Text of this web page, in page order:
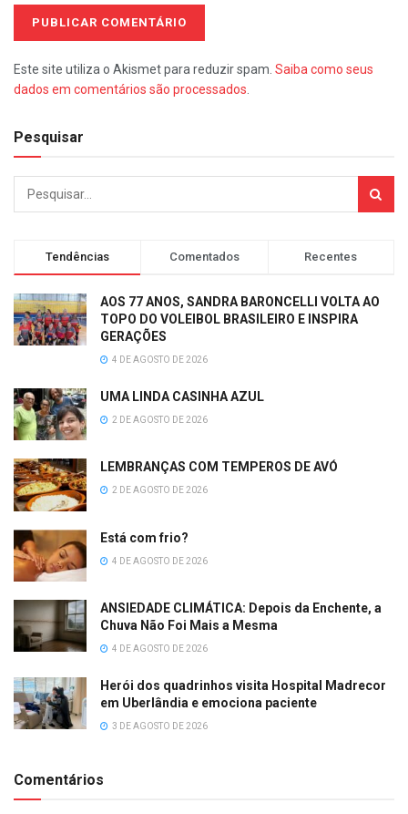
Este site utiliza o Akismet para reduzir spam. Saiba como seus
dados em comentários são processados
Pesquisar
Tendências Comentados Recentes
AOS 77 ANOS, SANDRA BARONCELLI VOLTA AO
TOPO DO VOLEIBOL BRASILEIRO E INSPIRA
GERAÇÕES
4 DE AGOSTO DE 2026
UMA LINDA CASINHA AZUL
2 DE AGOSTO DE 2026
LEMBRANÇAS COM TEMPEROS DE AVÓ
2 DE AGOSTO DE 2026
Está com frio?
4 DE AGOSTO DE 2026
ANSIEDADE CLIMÁTICA: Depois da Enchente, a
Chuva Não Foi Mais a Mesma
4 DE AGOSTO DE 2026
Herói dos quadrinhos visita Hospital Madrecor
em Uberlândia e emociona paciente
3 DE AGOSTO DE 2026
Comentários